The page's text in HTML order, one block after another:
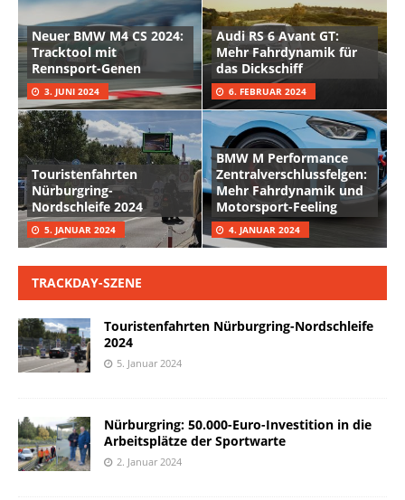
Neuer BMW M4 CS 2024:
Tracktool mit
Rennsport-Genen
3. JUNI 2024
Audi RS 6 Avant GT:
Mehr Fahrdynamik für
das Dickschiff
6. FEBRUAR 2024
Touristenfahrten
Nürburgring-
Nordschleife 2024
5. JANUAR 2024
BMW M Performance
Zentralverschlussfelgen:
Mehr Fahrdynamik und
Motorsport-Feeling
4. JANUAR 2024
TRACKDAY-SZENE
Touristenfahrten Nürburgring-Nordschleife
2024
5. Januar 2024
Nürburgring: 50.000-Euro-Investition in die
Arbeitsplätze der Sportwarte
2. Januar 2024